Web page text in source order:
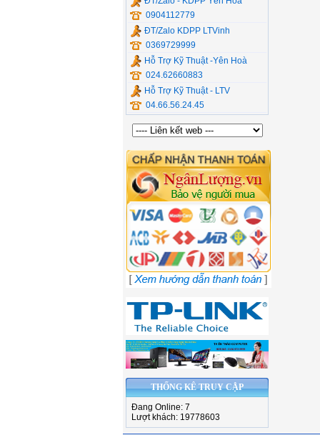
0904112779
ĐT/Zalo KDPP LTVinh
0369729999
Hỗ Trợ Kỹ Thuật -Yên Hoà
024.62660883
Hỗ Trợ Kỹ Thuật - LTV
04.66.56.24.45
THỐNG KÊ TRUY CẬP
Đang Online: 7
Lượt khách: 19778603